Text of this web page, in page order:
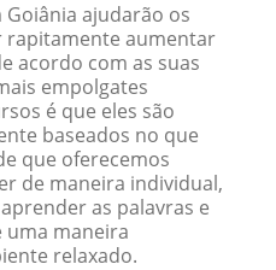
ajudarão os
rapitamente aumentar
acordo com as suas
empolgates
é que eles são
baseados no que
que oferecemos
de maneira individual,
as palavras e
uma maneira
relaxado.